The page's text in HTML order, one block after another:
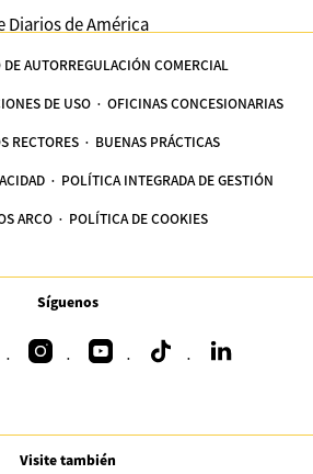
Diarios de América
AUTORREGULACIÓN COMERCIAL
DE USO OFICINAS CONCESIONARIAS
RECTORES BUENAS PRÁCTICAS
POLÍTICA INTEGRADA DE GESTIÓN
ARCO POLÍTICA DE COOKIES
Síguenos
Visite también